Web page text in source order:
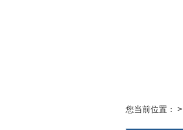
您当前位置： >